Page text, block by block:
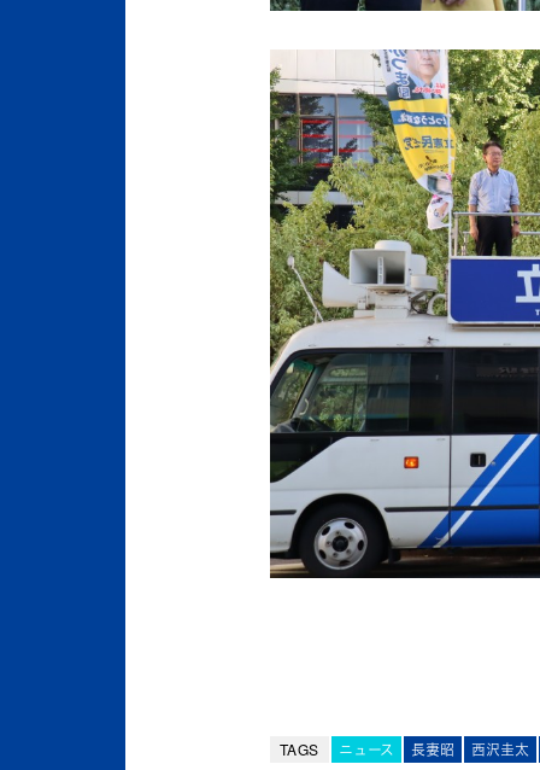
TAGS ニュース 長妻昭 西沢圭太